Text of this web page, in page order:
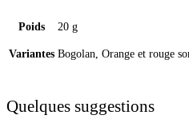
Poids 20 g
Variantes Bogolan, Orange et rouge
Quelques suggestions